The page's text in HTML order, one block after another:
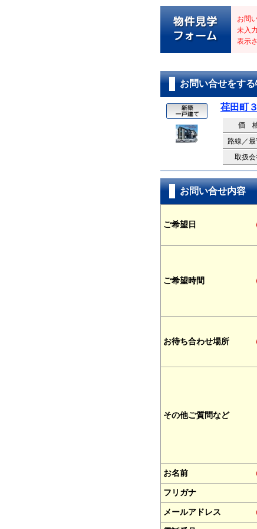
お問
未入
表示
お問い合せをす
荏田町
価
路線／最
取扱会
お問い合せ内容
ご希望日
ご希望時間
お待ち合わせ場所
その他ご質問など
お名前
フリガナ
メールアドレス